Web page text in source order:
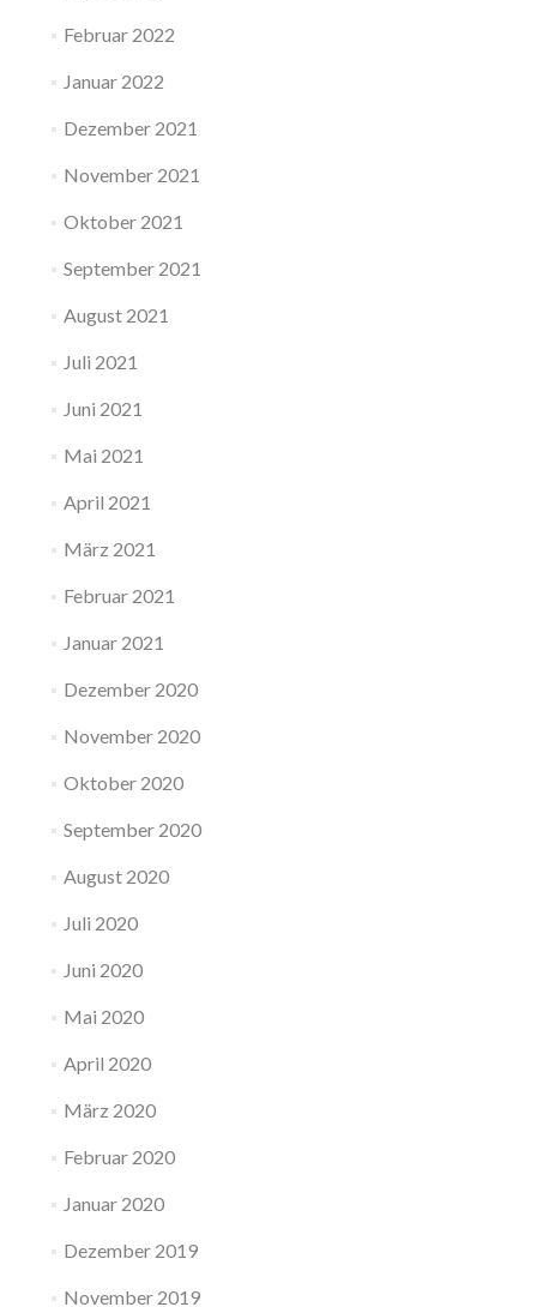
Februar 2022
Januar 2022
Dezember 2021
November 2021
Oktober 2021
September 2021
August 2021
Juli 2021
Juni 2021
Mai 2021
April 2021
März 2021
Februar 2021
Januar 2021
Dezember 2020
November 2020
Oktober 2020
September 2020
August 2020
Juli 2020
Juni 2020
Mai 2020
April 2020
März 2020
Februar 2020
Januar 2020
Dezember 2019
November 2019